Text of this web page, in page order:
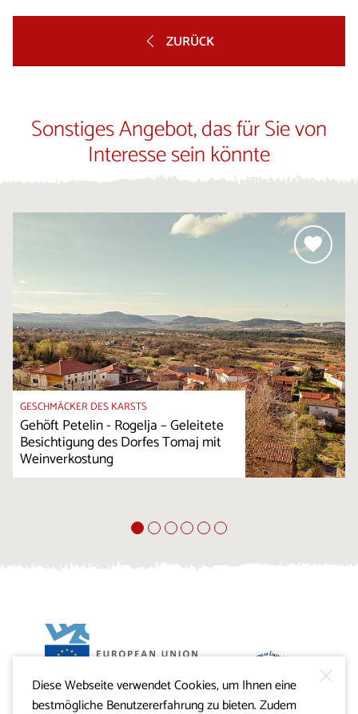
ZURÜCK
Sonstiges Angebot, das für Sie von
Interesse sein könnte
GESCHMÄCKER DES KARSTS
Gehöft Petelin - Rogelja – Geleitete
Besichtigung des Dorfes Tomaj mit
Weinverkostung
Projekt Visitkras. Die Investition wird von der Republik
Slowenien und von der Europäischen Union aus dem
Diese Webseite verwendet Cookies, um Ihnen eine
bestmögliche Benutzererfahrung zu bieten. Zudem